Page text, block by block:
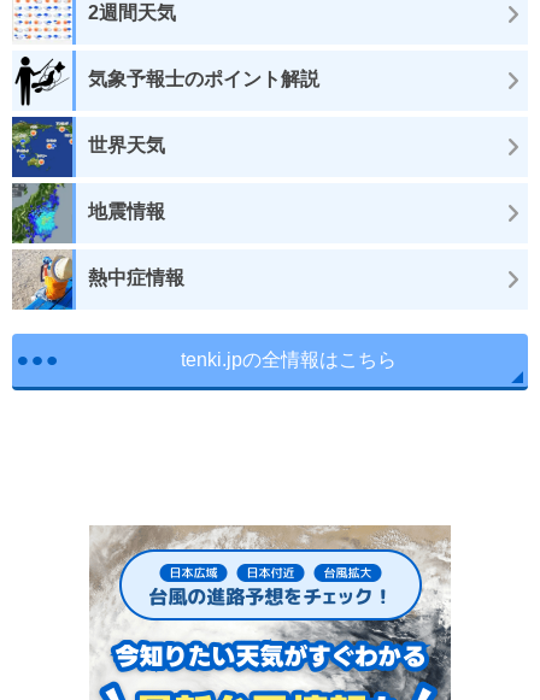
2週間天気
気象予報士のポイント解説
世界天気
地震情報
熱中症情報
tenki.jpの全情報はこちら